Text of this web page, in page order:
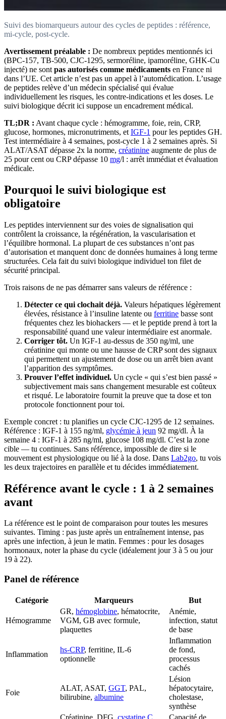
Suivi des biomarqueurs autour des cycles de peptides : référence,
mi-cycle, post-cycle.
Avertissement préalable : De nombreux peptides mentionnés ici
(BPC-157, TB-500, CJC-1295, sermoréline, ipamoréline, GHK-Cu
injecté) ne sont pas autorisés comme médicaments en France ni
dans l’UE. Cet article n’est pas un appel à l’automédication. L’usage
de peptides relève d’un médecin spécialisé qui évalue
individuellement les risques, les contre-indications et les doses. Le
suivi biologique décrit ici suppose un encadrement médical.
TL;DR : Avant chaque cycle : hémogramme, foie, rein, CRP,
glucose, hormones, micronutriments, et IGF-1 pour les peptides GH.
Test intermédiaire à 4 semaines, post-cycle 1 à 2 semaines après. Si
ALAT/ASAT dépasse 2x la norme, créatinine augmente de plus de
25 pour cent ou CRP dépasse 10 mg/l : arrêt immédiat et évaluation
médicale.
Pourquoi le suivi biologique est
obligatoire
Les peptides interviennent sur des voies de signalisation qui
contrôlent la croissance, la régénération, la vascularisation et
l’équilibre hormonal. La plupart de ces substances n’ont pas
d’autorisation et manquent donc de données humaines à long terme
structurées. Cela fait du suivi biologique individuel ton filet de
sécurité principal.
Trois raisons de ne pas démarrer sans valeurs de référence :
Détecter ce qui clochait déjà. Valeurs hépatiques légèrement
élevées, résistance à l’insuline latente ou ferritine basse sont
fréquentes chez les biohackers — et le peptide prend à tort la
responsabilité quand une valeur intermédiaire est anormale.
Corriger tôt. Un IGF-1 au-dessus de 350 ng/ml, une
créatinine qui monte ou une hausse de CRP sont des signaux
qui permettent un ajustement de dose ou un arrêt bien avant
l’apparition des symptômes.
Prouver l’effet individuel. Un cycle « qui s’est bien passé »
subjectivement mais sans changement mesurable est coûteux
et risqué. Le laboratoire fournit la preuve que ta dose et ton
protocole fonctionnent pour toi.
Exemple concret : tu planifies un cycle CJC-1295 de 12 semaines.
Référence : IGF-1 à 155 ng/ml, glycémie à jeun 92 mg/dl. À la
semaine 4 : IGF-1 à 285 ng/ml, glucose 108 mg/dl. C’est la zone
cible — tu continues. Sans référence, impossible de dire si le
mouvement est physiologique ou lié à la dose. Dans Lab2go, tu vois
les deux trajectoires en parallèle et tu décides immédiatement.
Référence avant le cycle : 1 à 2 semaines
avant
La référence est le point de comparaison pour toutes les mesures
suivantes. Timing : pas juste après un entraînement intense, pas
après une infection, à jeun le matin. Femmes : pour les dosages
hormonaux, noter la phase du cycle (idéalement jour 3 à 5 ou jour
19 à 22).
Panel de référence
Catégorie Marqueurs But
Hémogramme
GR, hémoglobine, hématocrite,
VGM, GB avec formule,
plaquettes
Anémie,
infection, statut
de base
Inflammation
hs-CRP, ferritine, IL-6
optionnelle
Inflammation
de fond,
processus
cachés
Foie
ALAT, ASAT, GGT, PAL,
bilirubine, albumine
Lésion
hépatocytaire,
cholestase,
synthèse
Créatinine, DFG, cystatine C Capacité de